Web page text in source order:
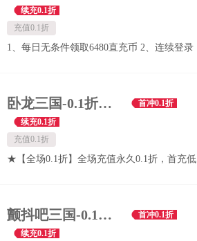
续充0.1折
充值0.1折
1、每日无条件领取6480直充币 2、连续登录
卧龙三国-0.1折送万抽神将-绿色服
首冲0.1折
续充0.1折
充值0.1折
★【全场0.1折】全场充值永久0.1折，首充低
抽一步到位 ★【每日代金】武将之路每日送
代金券，至高可领1000元，零氪也能玩得爽
颤抖吧三国-0.1折免费版-混服
首冲0.1折
续充0.1折